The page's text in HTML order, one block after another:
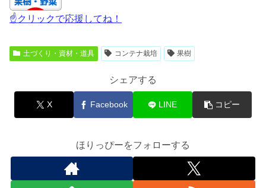
☝クリックで応援してね！
土づくり・資材・道具 コンテナ栽培 果樹
シェアする
X Facebook LINE コピー
ほりっぴーをフォローする